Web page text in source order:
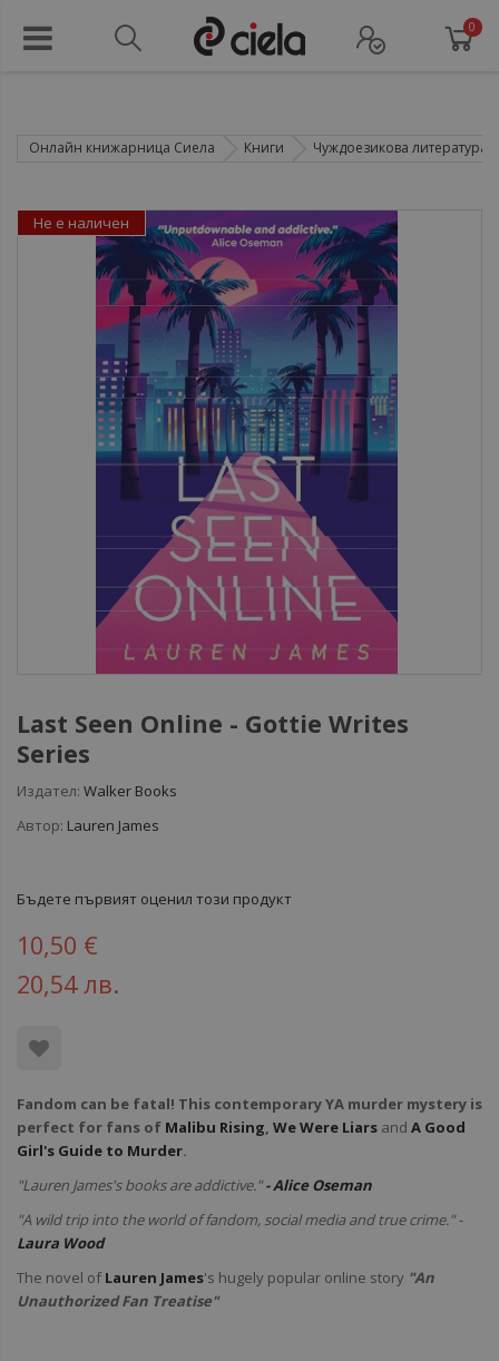
0
Онлайн книжарница Сиела Книги Чуждоезикова литература
Last Seen Online - Gottie Writes
Series
Издател: Walker Books
Автор: Lauren James
Бъдете първият оценил този продукт
10,50 €
20,54 лв.
Fandom can be fatal! This contemporary YA murder mystery is
perfect for fans of Malibu Rising, We Were Liars and A Good
Girl's Guide to Murder.
"Lauren James's books are addictive."- Alice Oseman
"A wild trip into the world of fandom, social media and true crime." -
Laura Wood
The novel of Lauren James's hugely popular online story "An
Unauthorized Fan Treatise"
Не е наличен